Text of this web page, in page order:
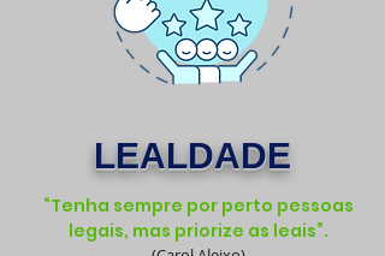
LEALDADE
“Tenha sempre por perto pessoas
legais, mas priorize as leais”.